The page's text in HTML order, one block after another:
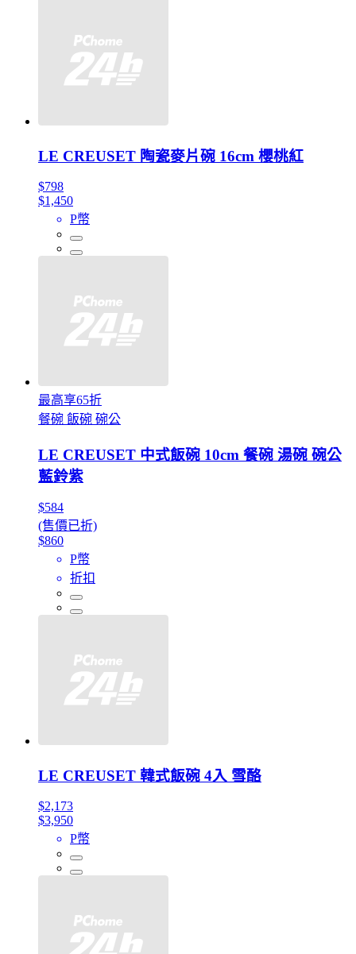
LE CREUSET 陶瓷麥片碗 16cm 櫻桃紅
$798
$1,450
P幣
最高享65折
餐碗 飯碗 碗公
LE CREUSET 中式飯碗 10cm 餐碗 湯碗 碗公
藍鈴紫
$584
(售價已折)
$860
P幣
折扣
LE CREUSET 韓式飯碗 4入 雪酪
$2,173
$3,950
P幣